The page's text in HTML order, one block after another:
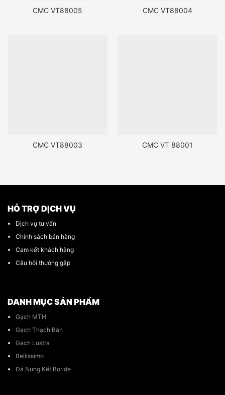
CMC VT88005 CMC VT88004
CMC VT88003 CMC VT 88001
HỖ TRỢ DỊCH VỤ
Dịch vụ tư vấn
Chính sách bán hàng
Cam kết khách hàng
Câu hỏi thường gặp
DANH MỤC SẢN PHẨM
Gạch MTH
Gạch Thạch Bàn
Gạch Lustra
Bellissimo
Đá Nung Kết Boride